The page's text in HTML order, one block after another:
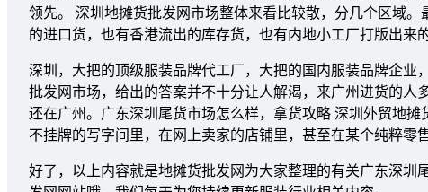
领先。 深圳地摊货批发网市场整体来看比较散，分几个区域
的进口货，也有香港流出的库存货，也有内地小工厂打版出来
深圳，大把的顶级服装品牌代工厂，大把的国内服装品牌企
批发网市场，给出的答案并不十分让人解渴，来广州进货的
还在广州。广东深圳尾货市场怎么样，拿货攻略 深圳外贸地
不挂牌的写字间里，在网上卖家的店铺里，甚至在某个纯粹零
好了，以上内容就是地摊货批发网为大家整理的有关广东深